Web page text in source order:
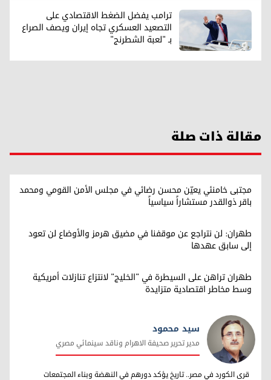
ترامب يفضل الضغط الاقتصادي على
التصعيد العسكري تجاه إيران ويصف الصراع
بـ "لعبة الشطرنج"
مقالة ذات صلة
مجتبی خامنئي يعيّن محسن رضائي في مجلس الأمن القومي ومحمد
باقر ذوالقدر مستشاراً سياسياً
طهران: لن نتراجع عن موقفنا في مضيق هرمز والأوضاع لن تعود
إلى سابق عهدها
طهران تراهن على السيطرة في "الخليج" لانتزاع تنازلات أمريكية
وسط مخاطر اقتصادية متزايدة
سيد محمود
سيد محمود
مدير تحرير صحيفة الاهرام وناقد سينمائي مصري
قرى الكورد في مصر.. تاريخ يؤكد دورهم في النهضة وبناء المجتمعات